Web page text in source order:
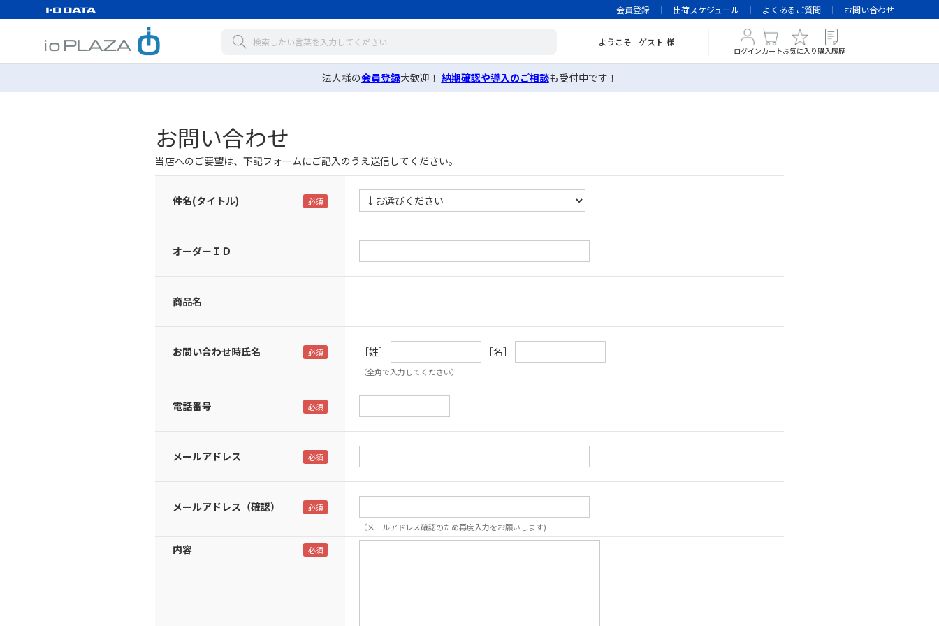
会員登録 出荷スケジュール よくあるご質問 お問い合わせ
ようこそ ゲスト 様
ログインカートお気に入り 購入履歴
法人様の会員登録大歓迎！ 納期確認や導入のご相談も受付中です！
お問い合わせ
当店へのご要望は、下記フォームにご記入のうえ送信してください。
件名(タイトル)
オーダーＩＤ
商品名
お問い合わせ時氏名 ［姓］ ［名］
（全角で入力してください）
電話番号
メールアドレス
メールアドレス（確認）
（メールアドレス確認のため再度入力をお願いします)
内容